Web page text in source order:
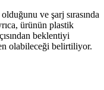
ve şarj sırasında
ürünün plastik
beklentiyi
olabileceği belirtiliyor.